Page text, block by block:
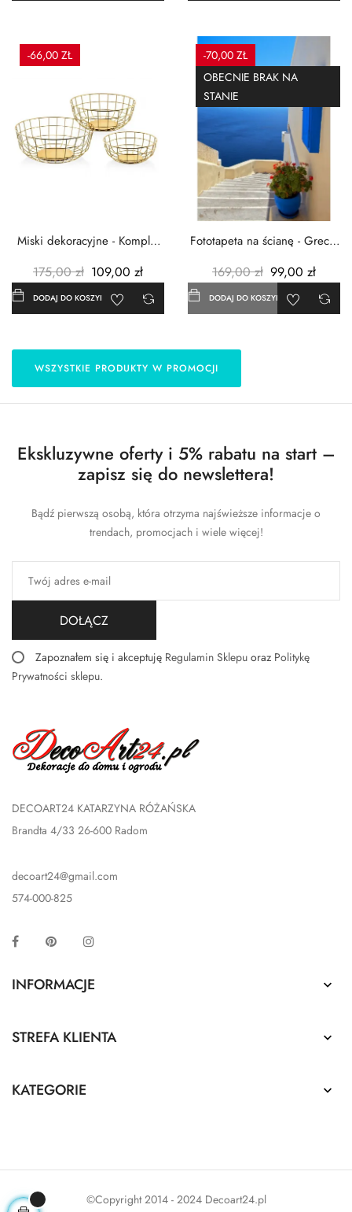
-66,00 ZŁ
Miski dekoracyjne - Komplet
175,00 zł 109,00 zł
DODAJ DO KOSZYKA
-70,00 ZŁ
OBECNIE BRAK NA
STANIE
Fototapeta na ścianę - Grecja
169,00 zł 99,00 zł
DODAJ DO KOSZYKA
WSZYSTKIE PRODUKTY W PROMOCJI
Ekskluzywne oferty i 5% rabatu na start –
zapisz się do newslettera!
Bądź pierwszą osobą, która otrzyma najświeższe informacje o
trendach, promocjach i wiele więcej!
DOŁĄCZ
Zapoznałem się i akceptuję Regulamin Sklepu oraz Politykę
Prywatności sklepu.
DECOART24 KATARZYNA RÓŻAŃSKA
Brandta 4/33 26-600 Radom
decoart24@gmail.com
574-000-825
Facebook Pinterest
INFORMACJE 
STREFA KLIENTA 
KATEGORIE 
©Copyright 2014 - 2024 Decoart24.pl